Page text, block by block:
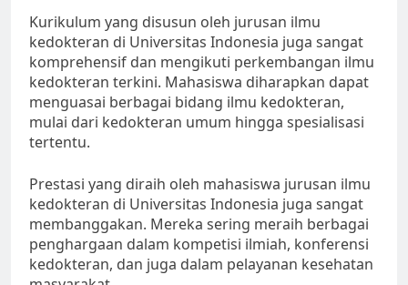
Kurikulum yang disusun oleh jurusan ilmu
kedokteran di Universitas Indonesia juga sangat
komprehensif dan mengikuti perkembangan ilmu
kedokteran terkini. Mahasiswa diharapkan dapat
menguasai berbagai bidang ilmu kedokteran,
mulai dari kedokteran umum hingga spesialisasi
tertentu.
Prestasi yang diraih oleh mahasiswa jurusan ilmu
kedokteran di Universitas Indonesia juga sangat
membanggakan. Mereka sering meraih berbagai
penghargaan dalam kompetisi ilmiah, konferensi
kedokteran, dan juga dalam pelayanan kesehatan